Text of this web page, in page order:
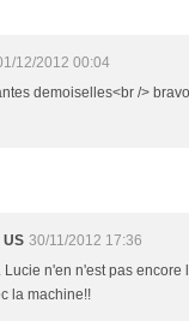
12/2012 00:04
demoiselles<br />
US 30/11/2012 17:36
Lucie n'en n'est pas encore
la machine!!